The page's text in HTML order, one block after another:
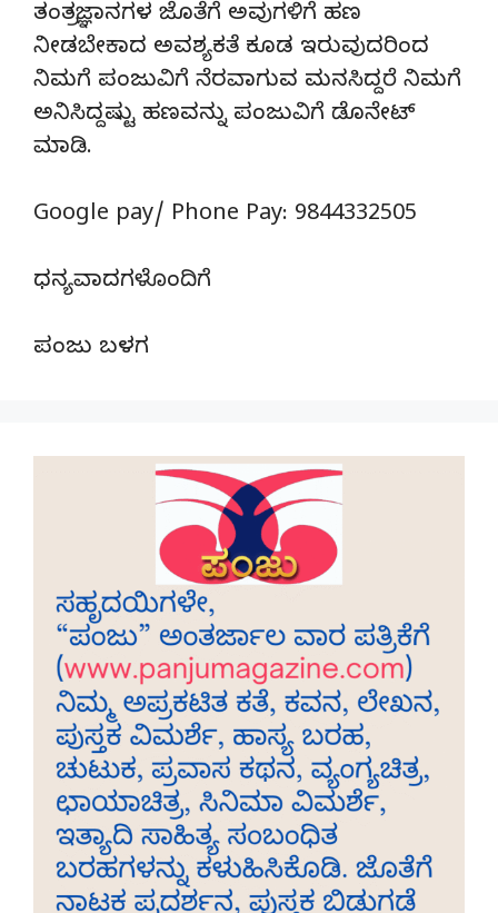
ತಂತ್ರಜ್ಞಾನಗಳ ಜೊತೆಗೆ ಅವುಗಳಿಗೆ ಹಣ
ನೀಡಬೇಕಾದ ಅವಶ್ಯಕತೆ ಕೂಡ ಇರುವುದರಿಂದ
ನಿಮಗೆ ಪಂಜುವಿಗೆ ನೆರವಾಗುವ ಮನಸಿದ್ದರೆ ನಿಮಗೆ
ಅನಿಸಿದ್ದಷ್ಟು ಹಣವನ್ನು ಪಂಜುವಿಗೆ ಡೊನೇಟ್‌
ಮಾಡಿ.
Google pay/ Phone Pay: 9844332505
ಧನ್ಯವಾದಗಳೊಂದಿಗೆ
ಪಂಜು ಬಳಗ